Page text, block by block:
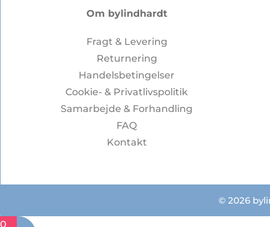
Om bylindhardt
Fragt & Levering
Returnering
Handelsbetingelser
Cookie- & Privatlivspolitik
Samarbejde & Forhandling
FAQ
Kontakt
© 2026
0